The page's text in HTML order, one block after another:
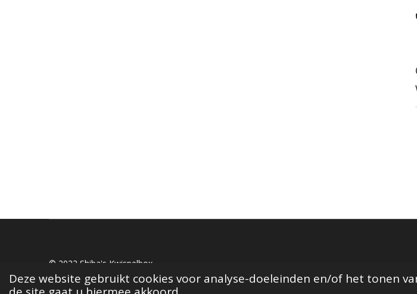
Deze website gebruikt cookies voor analyse-doeleinden en/of het tonen
© 2022 Shiba's Kwispelbox